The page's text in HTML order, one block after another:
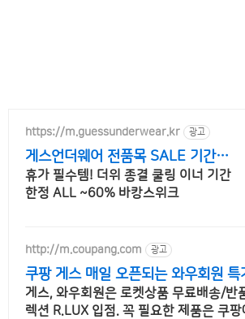
https://m.guessunderwear.kr 광고
게스언더웨어 전품목 SALE 기간한
정 전품목 세일
휴가 필수템! 더위 종결 쿨링 이너 기간
한정 ALL ~60% 바캉스위크
http://m.coupang.com 광고
쿠팡 게스 매일 오픈되는 와우회원 특
게스, 와우회원은 로켓상품 무료배송/반
렉션 R.LUX 입점. 꼭 필요한 제품은 쿠팡